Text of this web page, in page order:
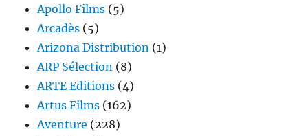
Apollo Films (5)
Arcadès (5)
Arizona Distribution (1)
ARP Sélection (8)
ARTE Editions (4)
Artus Films (162)
Aventure (228)